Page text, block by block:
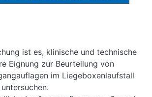
ist es, klinische und technische
Eignung zur Beurteilung von
im Liegeboxenlaufstall